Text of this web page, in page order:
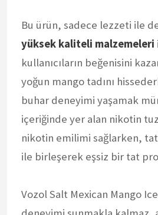
Bu ürün, sadece lezzeti ile
yüksek kaliteli malzemeleri
kullanıcıların beğenisini
yoğun mango tadını
buhar deneyimi yaşamak
içeriğinde yer alan nikotin
nikotin emilimi sağlarken,
ile birleşerek eşsiz bir tat
Vozol Salt Mexican Mango